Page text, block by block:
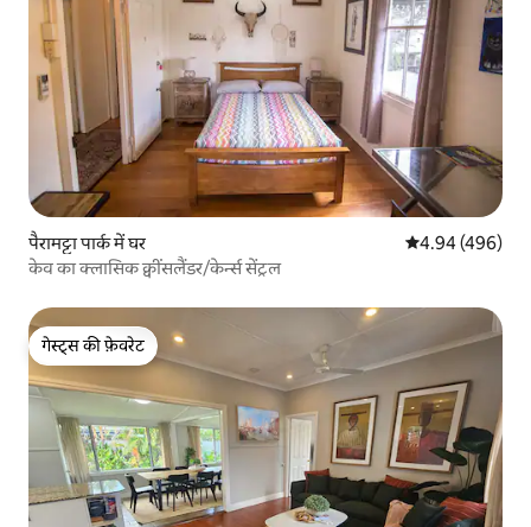
पैरामट्टा पार्क में घर औसत रेटिंग 5 में से
4.94 (496)
केव का क्लासिक क्वींसलैंडर/केर्न्स सेंट्रल
गेस्ट्स की फ़ेवरेट
गेस्ट्स की फ़ेवरेट